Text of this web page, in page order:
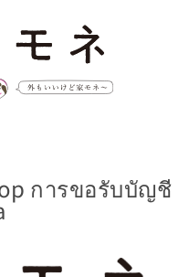
การขอรับบัญชี